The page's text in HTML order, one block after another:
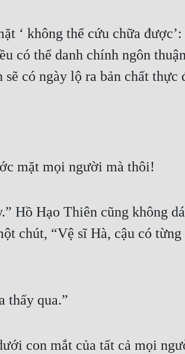
‘ không thể cứu chữa
có thể danh chính ngôn
có ngày lộ ra bản chất thực
mặt mọi người mà thôi!
Hồ Hạo Thiên cũng không
chút, “Vệ sĩ Hà, cậu có
thấy qua.”
con mắt của tất cả mọi